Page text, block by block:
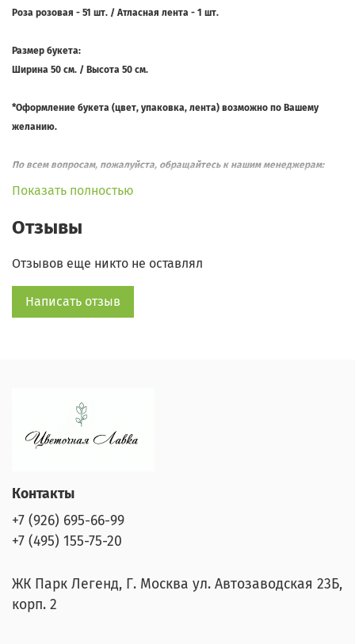
Роза розовая - 51 шт. / Атласная лента - 1 шт.
Размер букета:
Ширина 50 см. / Высота 50 см.
*Оформление букета (цвет, упаковка, лента) возможно по Вашему
желанию.
По всем вопросам, пожалуйста, обращайтесь к нашим менеджерам:
Показать полностью
Отзывы
Отзывов еще никто не оставлял
Написать отзыв
Контакты
+7 (926) 695-66-99
+7 (495) 155-75-20
ЖК Парк Легенд, Г. Москва ул. Автозаводская 23Б,
корп. 2